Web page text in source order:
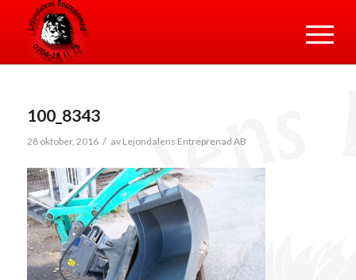
100_8343
28 oktober, 2016 / av Lejondalens Entreprenad AB